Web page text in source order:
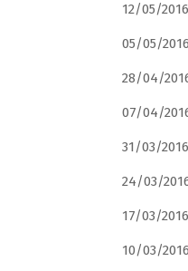
12/05/
05/05/
28/04/
07/04/
31/03/
24/03/
17/03/
10/03/